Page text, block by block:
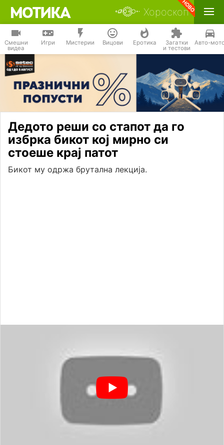
Хороскоп
Смешни
видеа
Игри Мистерии Вицови Еротика Загатки
и тестови
Авто-
Дедото реши со стапот да го
избрка бикот кој мирно си
стоеше крај патот
Бикот му одржа брутална лекција.